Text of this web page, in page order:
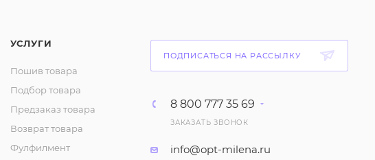
Комплект: Футболка и
шорты для мальчика
252 ₽
мальчика (3-7 лет)
УСЛУГИ
Пошив товара
Подбор товара
Предзаказ товара
Возврат товара
Фулфилмент
ПОДПИСАТЬСЯ НА РАССЫЛКУ
8 800 777 35 69
ЗАКАЗАТЬ ЗВОНОК
info@opt-milena.ru